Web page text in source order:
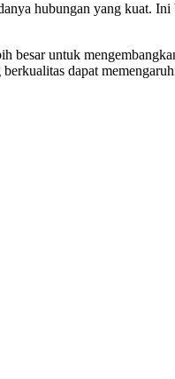
hubungan yang kuat.
untuk
dapat